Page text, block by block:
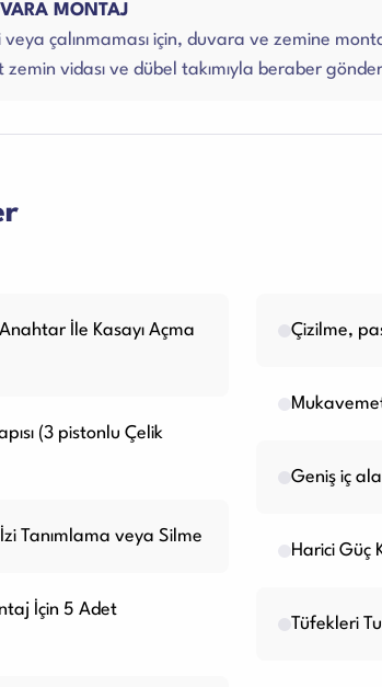
MONTAJ
veya çalınmaması için, duvara ve zemine
vidası ve dübel takımıyla beraber
İle Kasayı Açma
(3 pistonlu Çelik
Tanımlama veya Silme
İçin 5 Adet
Çizilme,
Geniş iç
Harici Güç
Tüfekleri